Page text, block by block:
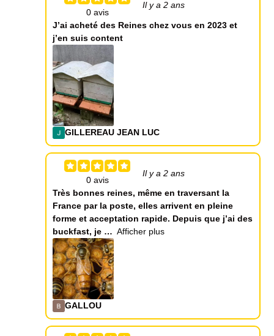
Il y a 2 ans
J’ai acheté des Reines chez vous en 2023 et
j’en suis content
GILLEREAU JEAN LUC
Il y a 2 ans
Très bonnes reines, même en traversant la
France par la poste, elles arrivent en pleine
forme et acceptation rapide. Depuis que j’ai des
buckfast, je
Afficher plus
GALLOU